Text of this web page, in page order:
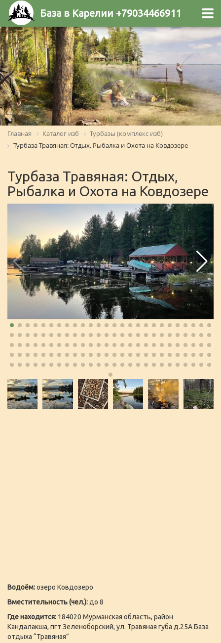
База в Карелии +79034466911
Главная Каталог изб
Турбазы (комплекс изб)
Турбаза Травяная: Отдых, Рыбалка и Охота на Ковдозере
Турбаза Травяная: Отдых,
Рыбалка и Охота на Ковдозере
Водоём:озеро Ковдозеро
Вместительность (чел.): до 8
Где находится: 184020 Мурманская область, район
Кандалакша, пгт Зеленоборский, ул. Травяная губа д.25А База
отдыха “Травяная”